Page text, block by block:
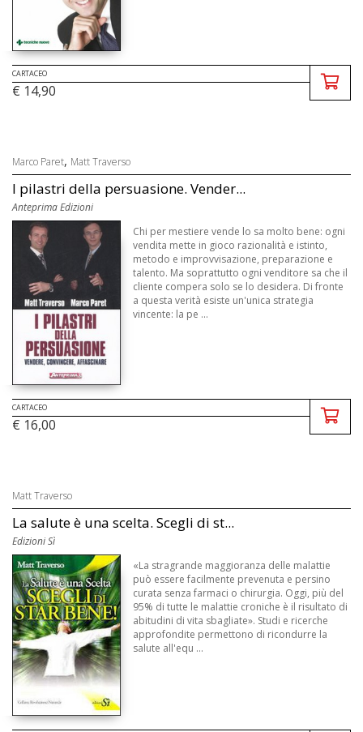
CARTACEO
€ 14,90
Marco Paret, Matt Traverso
I pilastri della persuasione. Vender...
Anteprima Edizioni
Chi per mestiere vende lo sa molto bene: ogni
vendita mette in gioco razionalità e istinto,
metodo e improvvisazione, preparazione e
talento. Ma soprattutto ogni venditore sa che il
cliente compera solo se lo desidera. Di fronte
a questa verità esiste un'unica strategia
vincente: la pe ...
CARTACEO
€ 16,00
Matt Traverso
La salute è una scelta. Scegli di st...
Edizioni Sì
«La stragrande maggioranza delle malattie
può essere facilmente prevenuta e persino
curata senza farmaci o chirurgia. Oggi, più del
95% di tutte le malattie croniche è il risultato di
abitudini di vita sbagliate». Studi e ricerche
approfondite permettono di ricondurre la
salute all'equ ...